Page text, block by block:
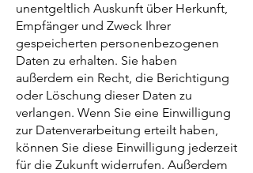
unentgeltlich Auskunft über Herkunft,
Empfänger und Zweck Ihrer
gespeicherten personenbezogenen
Daten zu erhalten. Sie haben
außerdem ein Recht, die Berichtigung
oder Löschung dieser Daten zu
verlangen. Wenn Sie eine Einwilligung
zur Datenverarbeitung erteilt haben,
können Sie diese Einwilligung jederzeit
für die Zukunft widerrufen. Außerdem